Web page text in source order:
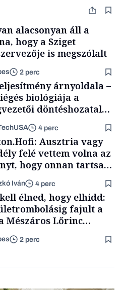
alacsonyan áll a
hogy a Sziget
is megszólalt
2 perc
árnyoldala –
biológiája a
döntéshozatal
4 perc
Ausztria vagy
felé vettem volna az
hogy onnan tartsam
a magyar
Iván 4 perc
élned, hogy elhidd:
fajult a
Mészáros Lőrinc
cégével, most
előtt az ügy
2 perc